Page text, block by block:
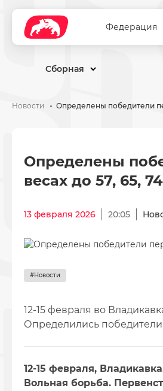
Федерация
Сборная
Новости
Определены
весах до 57, 65,
13 февраля 2026 20:05
#Новости
12-15 февраля во
Определились победители
12-15 февраля,
Вольная борьба.